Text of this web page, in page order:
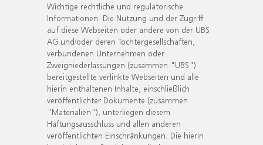
Wichtige rechtliche und regulatorische
Informationen. Die Nutzung und der Zugriff
auf diese Webseiten oder andere von der UBS
AG und/oder deren Tochtergesellschaften,
verbundenen Unternehmen oder
Zweigniederlassungen (zusammen "UBS")
bereitgestellte verlinkte Webseiten und alle
hierin enthaltenen Inhalte, einschließlich
veröffentlichter Dokumente (zusammen
"Materialien"), unterliegen diesem
Haftungsausschluss und allen anderen
veröffentlichten Einschränkungen. Die hierin